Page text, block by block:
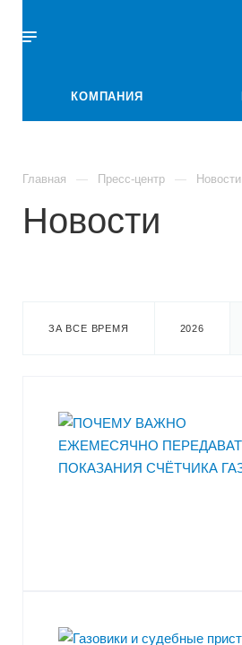
КОМПАНИЯ
Главная Пресс-центр Новости
Новости
ЗА ВСЕ ВРЕМЯ 2026